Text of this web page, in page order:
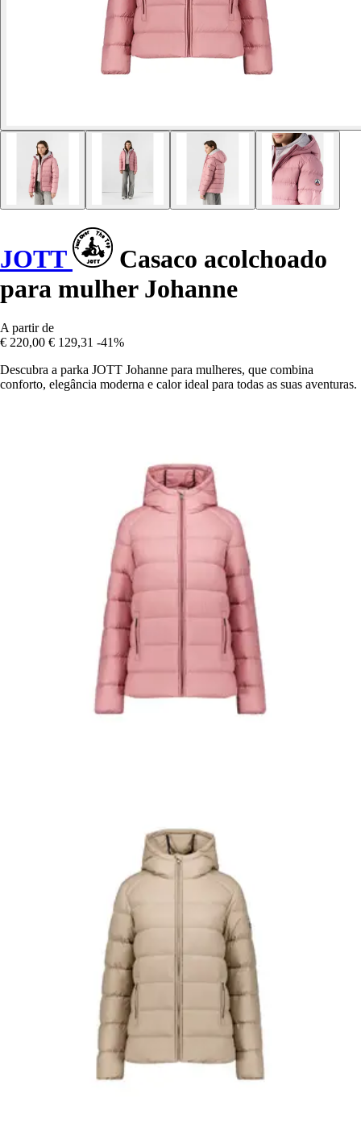
JOTT
Casaco acolchoado
para mulher Johanne
A partir de
€ 220,00 € 129,31 -41%
Descubra a parka JOTT Johanne para mulheres, que combina
conforto, elegância moderna e calor ideal para todas as suas aventuras.